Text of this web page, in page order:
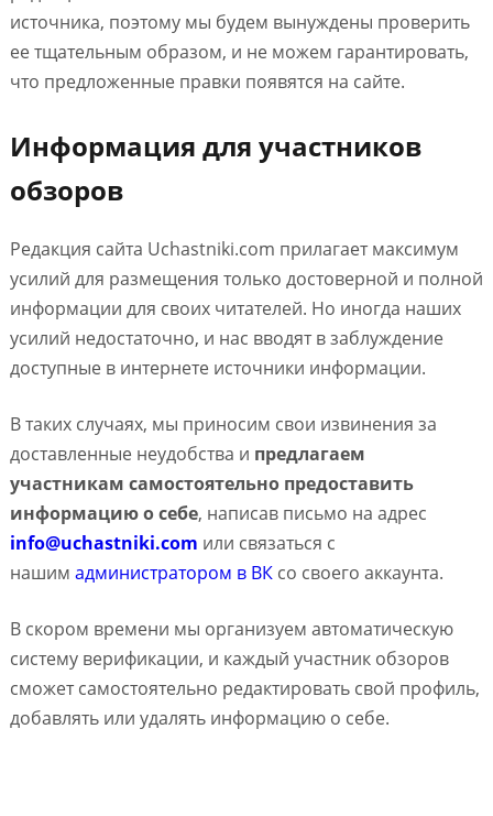
источника, поэтому мы будем вынуждены проверить
ее тщательным образом, и не можем гарантировать,
что предложенные правки появятся на сайте.
Информация для участников
обзоров
Редакция сайта Uchastniki.com прилагает максимум
усилий для размещения только достоверной и полной
информации для своих читателей. Но иногда наших
усилий недостаточно, и нас вводят в заблуждение
доступные в интернете источники информации.
В таких случаях, мы приносим свои извинения за
доставленные неудобства и предлагаем
участникам самостоятельно предоставить
информацию о себе, написав письмо на адрес
info@uchastniki.com или связаться с
нашим администратором в ВКсо своего аккаунта.
В скором времени мы организуем автоматическую
систему верификации, и каждый участник обзоров
сможет самостоятельно редактировать свой профиль,
добавлять или удалять информацию о себе.